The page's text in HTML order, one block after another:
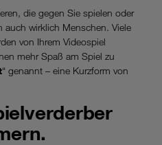
die gegen Sie spielen oder
auch wirklich Menschen. Viele
von Ihrem Videospiel
mehr Spaß am Spiel zu
“ genannt – eine Kurzform von